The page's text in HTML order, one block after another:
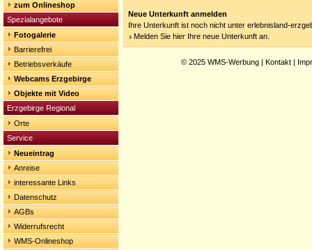
zum Onlineshop
Spezialangebote
Fotogalerie
Barrierefrei
Betriebsverkäufe
Webcams Erzgebirge
Objekte mit Video
Erzgebirge Regional
Orte
Service
Neueintrag
Anreise
interessante Links
Datenschutz
AGBs
Widerrufsrecht
WMS-Onlineshop
Neue Unterkunft anmelden
Ihre Unterkunft ist noch nicht unter erlebnisland-
Melden Sie hier Ihre neue Unterkunft an.
© 2025 WMS-Werbung | Kontakt |